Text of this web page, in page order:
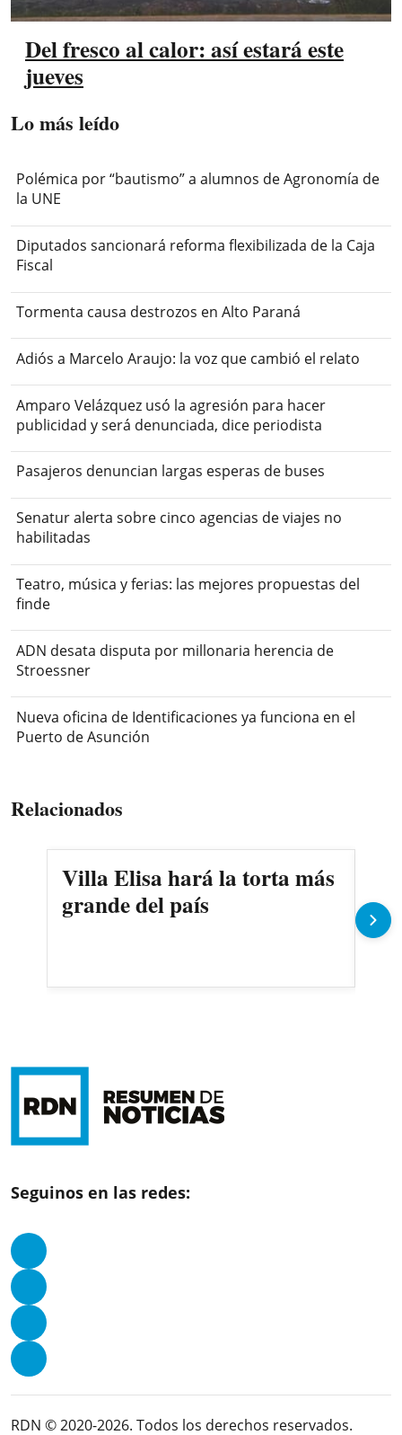
Del fresco al calor: así estará este
jueves
Lo más leído
Polémica por “bautismo” a alumnos de Agronomía de
la UNE
Diputados sancionará reforma flexibilizada de la Caja
Fiscal
Tormenta causa destrozos en Alto Paraná
Adiós a Marcelo Araujo: la voz que cambió el relato
Amparo Velázquez usó la agresión para hacer
publicidad y será denunciada, dice periodista
Pasajeros denuncian largas esperas de buses
Senatur alerta sobre cinco agencias de viajes no
habilitadas
Teatro, música y ferias: las mejores propuestas del
finde
ADN desata disputa por millonaria herencia de
Stroessner
Nueva oficina de Identificaciones ya funciona en el
Puerto de Asunción
Relacionados
Villa Elisa hará la torta más
grande del país
Seguinos en las redes:
RDN © 2020-2026. Todos los derechos reservados.